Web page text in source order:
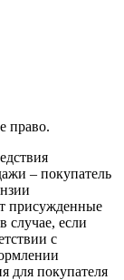
право.
– покупатель
присужденные
случае, если
с
для покупателя